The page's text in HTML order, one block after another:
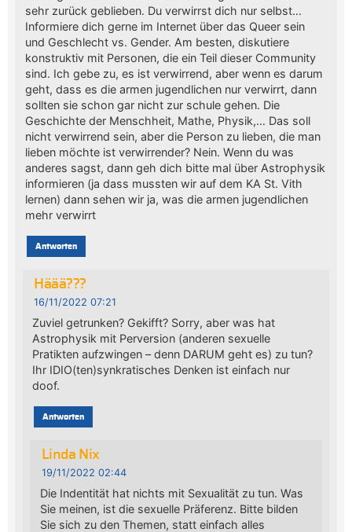
sehr zurück geblieben. Du verwirrst dich nur selbst…
Informiere dich gerne im Internet über das Queer sein
und Geschlecht vs. Gender. Am besten, diskutiere
konstruktiv mit Personen, die ein Teil dieser Community
sind. Ich gebe zu, es ist verwirrend, aber wenn es darum
geht, dass es die armen jugendlichen nur verwirrt, dann
sollten sie schon gar nicht zur schule gehen. Die
Geschichte der Menschheit, Mathe, Physik,… Das soll
nicht verwirrend sein, aber die Person zu lieben, die man
lieben möchte ist verwirrender? Nein. Wenn du was
anderes sagst, dann geh dich bitte mal über Astrophysik
informieren (ja dass mussten wir auf dem KA St. Vith
lernen) dann sehen wir ja, was die armen jugendlichen
mehr verwirrt
Antworten
Häää???
16/11/2022 07:21
Zuviel getrunken? Gekifft? Sorry, aber was hat
Astrophysik mit Perversion (anderen sexuelle
Pratikten aufzwingen – denn DARUM geht es) zu tun?
Ihr IDIO(ten)synkratisches Denken ist einfach nur
doof.
Antworten
Linda Nix
19/11/2022 02:44
Die Indentität hat nichts mit Sexualität zu tun. Was
Sie meinen, ist die sexuelle Präferenz. Bitte bilden
Sie sich zu den Themen, statt einfach alles